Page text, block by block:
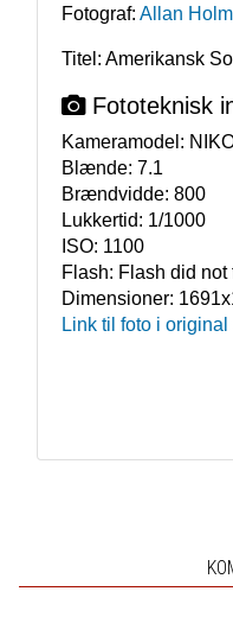
Fotograf: Allan
Titel: Amerikansk
Fototeknisk
Kameramodel:
Blænde: 7.1
Brændvidde: 800
Lukkertid: 1/1000
ISO: 1100
Flash: Flash did not
Dimensioner:
Link til foto i